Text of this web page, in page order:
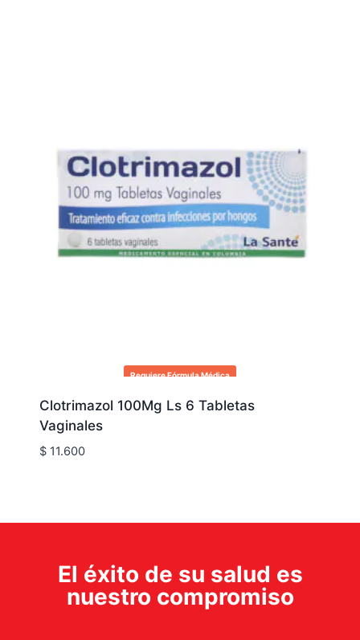
Requiere Fórmula Médica
Clotrimazol 100Mg Ls 6 Tabletas
Vaginales
$11.600
El éxito de su salud es
nuestro compromiso